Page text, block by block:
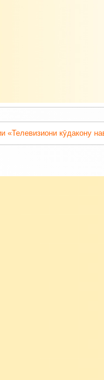
«Телевизиони кӯдакону